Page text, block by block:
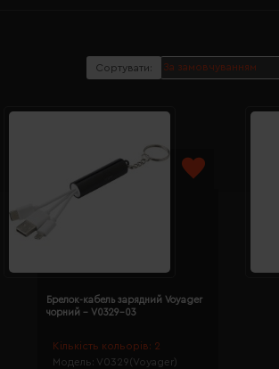
Сортувати:
Кількість кольорів: 2
Модель: V0329(Voyager)
Брелок-кабель зарядний Voyager
чорний - V0329-03